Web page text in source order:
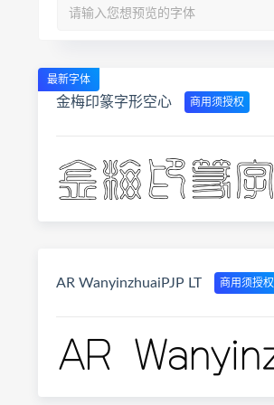
最新字体
金梅印篆字形空心 商用须授权
AR WanyinzhuaiPJP LT 商用须授权